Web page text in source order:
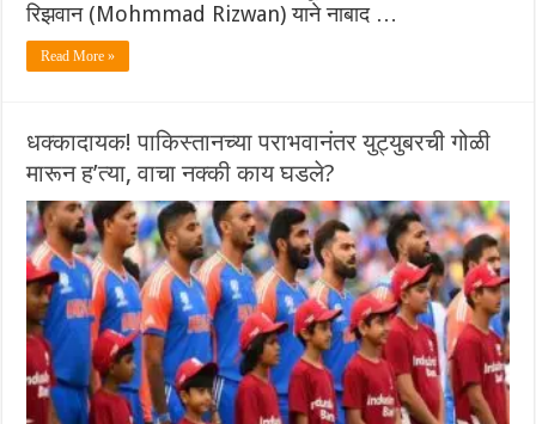
रिझवान (Mohmmad Rizwan) याने नाबाद …
Read More »
धक्कादायक! पाकिस्तानच्या पराभवानंतर युट्युबरची गोळी
मारून ह’त्या, वाचा नक्की काय घडले?